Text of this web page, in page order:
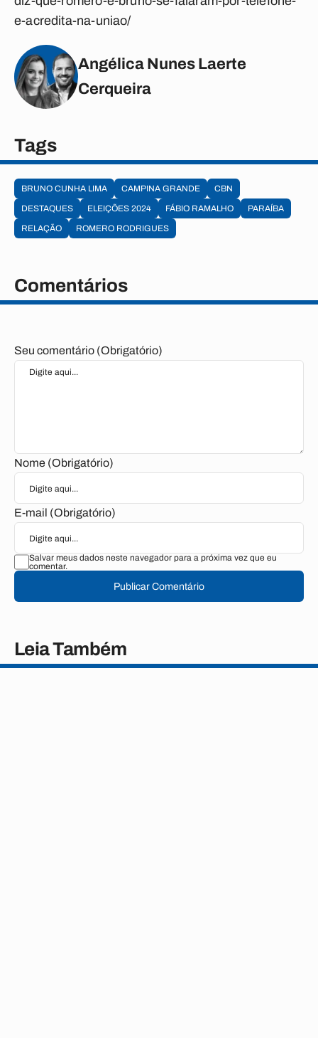
e-acredita-na-uniao/
Angélica Nunes Laerte
Cerqueira
Tags
BRUNO CUNHA LIMA CAMPINA GRANDE
CBN
DESTAQUES
ELEIÇÕES 2024 FÁBIO RAMALHO
PARAÍBA
RELAÇÃO
ROMERO RODRIGUES
Comentários
Seu comentário (Obrigatório)
Nome (Obrigatório)
E-mail (Obrigatório)
Salvar meus dados neste navegador para a próxima vez que eu
comentar.
Publicar Comentário
Leia Também